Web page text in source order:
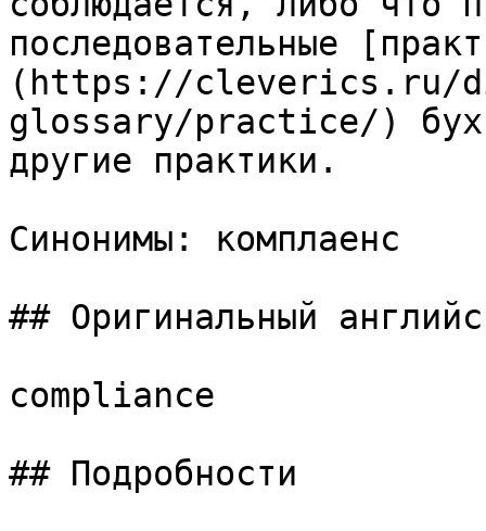
последовательные
(https://cleverics.ru/
glossary/practice/)
другие практики.
Синонимы: комплаенс
## Оригинальный
compliance
## Подробности